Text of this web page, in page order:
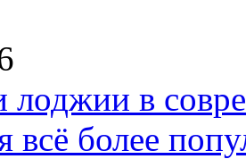
лоджии в
всё более